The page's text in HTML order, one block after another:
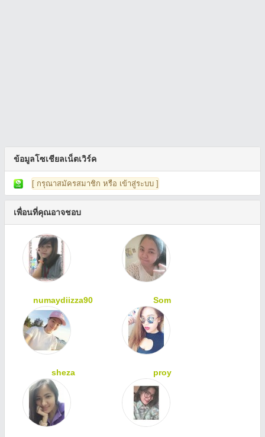
ข้อมูลโซเชียลเน็ตเวิร์ค
[ กรุณาสมัครสมาชิก หรือ เข้าสู่ระบบ ]
เพื่อนที่คุณอาจชอบ
numaydiizza90 Som
sheza proy